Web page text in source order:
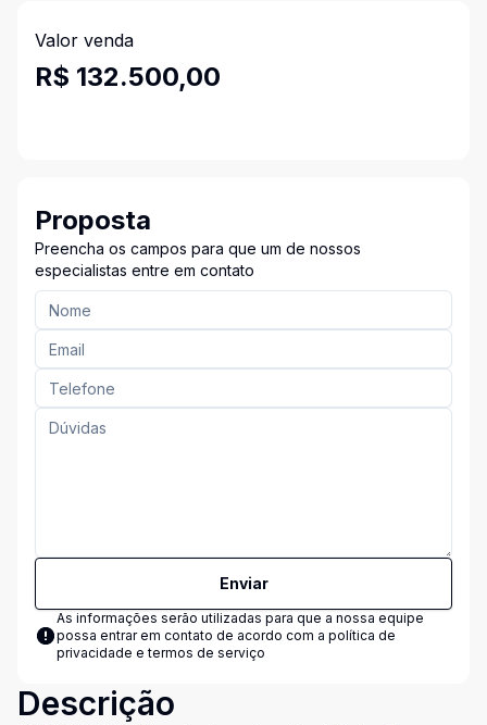
Valor venda
R$ 132.500,00
Proposta
Preencha os campos para que um de nossos
especialistas entre em contato
Enviar
As informações serão utilizadas para que a nossa equipe
possa entrar em contato de acordo com a política de
privacidade e termos de serviço
Descrição